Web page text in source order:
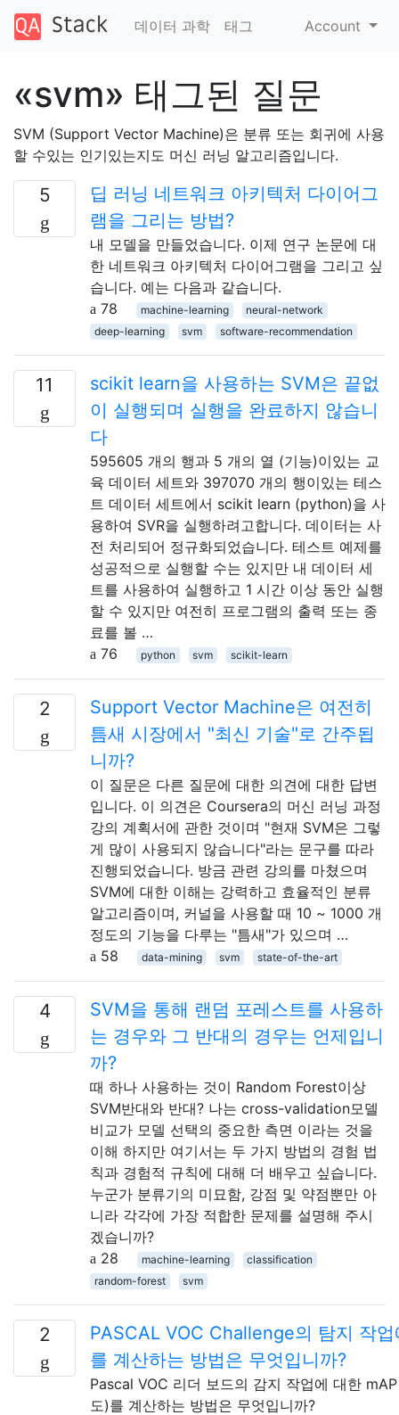
데이터 과학 태그 Account
«svm» 태그된 질문
SVM (Support Vector Machine)은 분류 또는 회귀에 사용
할 수있는 인기있는지도 머신 러닝 알고리즘입니다.
5
딥 러닝 네트워크 아키텍처 다이어그
램을 그리는 방법?
내 모델을 만들었습니다. 이제 연구 논문에 대
한 네트워크 아키텍처 다이어그램을 그리고 싶
습니다. 예는 다음과 같습니다.
78
machine-learning
neural-network
deep-learning
svm software-recommendation
11
scikit learn을 사용하는 SVM은 끝없
이 실행되며 실행을 완료하지 않습니
다
595605 개의 행과 5 개의 열 (기능)이있는 교
육 데이터 세트와 397070 개의 행이있는 테스
트 데이터 세트에서 scikit learn (python)을 사
용하여 SVR을 실행하려고합니다. 데이터는 사
전 처리되어 정규화되었습니다. 테스트 예제를
성공적으로 실행할 수는 있지만 내 데이터 세
트를 사용하여 실행하고 1 시간 이상 동안 실행
할 수 있지만 여전히 프로그램의 출력 또는 종
료를 볼 …
76
python svm scikit-learn
2
Support Vector Machine은 여전히 ​​
틈새 시장에서 "최신 기술"로 간주됩
니까?
이 질문은 다른 질문에 대한 의견에 대한 답변
입니다. 이 의견은 Coursera의 머신 러닝 과정
강의 계획서에 관한 것이며 "현재 SVM은 그렇
게 많이 사용되지 않습니다"라는 문구를 따라
진행되었습니다. 방금 관련 강의를 마쳤으며
SVM에 대한 이해는 강력하고 효율적인 분류
알고리즘이며, 커널을 사용할 때 10 ~ 1000 개
정도의 기능을 다루는 "틈새"가 있으며 …
58
data-mining svm state-of-the-art
4
SVM을 통해 랜덤 포레스트를 사용하
는 경우와 그 반대의 경우는 언제입니
까?
때 하나 사용하는 것이 Random Forest이상
SVM반대와 반대? 나는 cross-validation모델
비교가 모델 선택의 중요한 측면 이라는 것을
이해 하지만 여기서는 두 가지 방법의 경험 법
칙과 경험적 규칙에 대해 더 배우고 싶습니다.
누군가 분류기의 미묘함, 강점 및 약점뿐만 아
니라 각각에 가장 적합한 문제를 설명해 주시
겠습니까?
28
machine-learning
classification
random-forest
svm
2
PASCAL VOC Challenge의 탐지 작
를 계산하는 방법은 무엇입니까?
Pascal VOC 리더 보드의 감지 작업에 대한
도)를 계산하는 방법은 무엇입니까?